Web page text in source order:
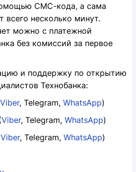
СМС-кода, а сама
всего несколько минут.
можно с платежной
без комиссий за первое
и поддержку по открытию
Технобанка:
Viber, Telegram, WhatsApp)
Viber, Telegram, WhatsApp)
Viber, Telegram, WhatsApp)